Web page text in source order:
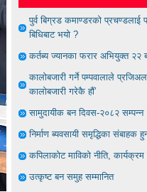
पुर्व बिग्रड कमाण्डरकाे प्रचण्डलाई
बिधिबाट भयाे ?
कर्तब्य ज्यानका फरार अभियुक्त २२
कालोबजारी गर्ने पम्पवालाले
कालोबजारी गरेकै हौं’
सामुदायीक बन दिवस-२०८२ सम्पन्न
निर्माण ब्यवसायी समृद्धिका संबाहक
कपिलाकोट माविको नीति,
उत्कृष्ट बन समुह सम्मानित